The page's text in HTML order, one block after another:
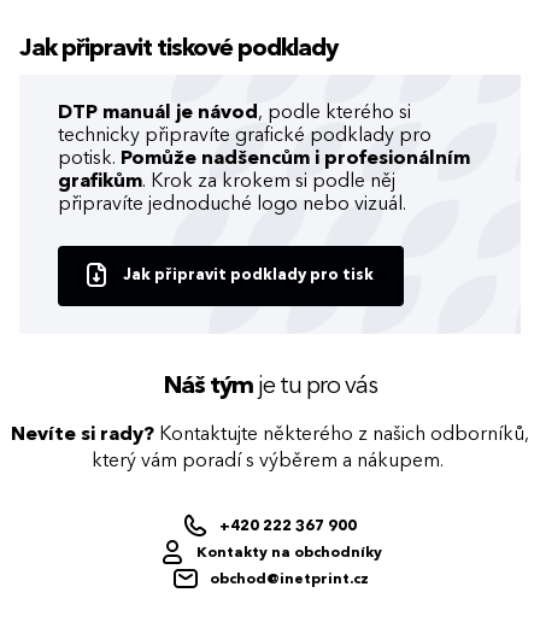
Jak připravit tiskové podklady
DTP manuál je návod , podle kterého si
technicky připravíte grafické podklady pro
potisk. Pomůže nadšencům i profesionálním
grafikům. Krok za krokem si podle něj
připravíte jednoduché logo nebo vizuál.
Jak připravit podklady pro tisk
Náš týmje tu pro vás
Nevíte si rady? Kontaktujte některého z našich odborníků,
který vám poradí s výběrem a nákupem.
+420 222 367 900
Kontakty na obchodníky
obchod@inetprint.cz